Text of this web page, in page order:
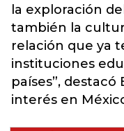
la exploración
también la
relación que ya
instituciones
países”, destacó
interés en